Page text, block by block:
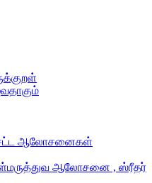
ஆலோசனைகள்
மருத்துவ ஆலோசனை , ஸ்ரீதர்